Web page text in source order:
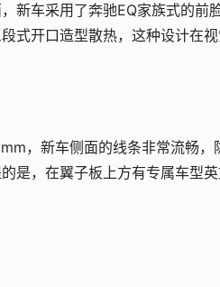
新车采用了奔驰EQ家族式的前
式开口造型散热，这种设计在
，新车侧面的线条非常流畅，
是，在翼子板上方有专属车型英